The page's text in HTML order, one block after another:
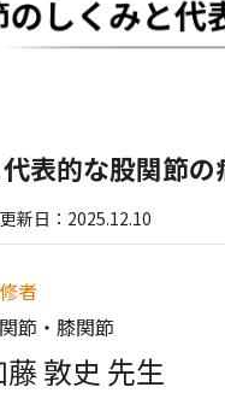
表的な股関節の
新日：2025.12.10
者
節・膝関節
藤 敦史 先生